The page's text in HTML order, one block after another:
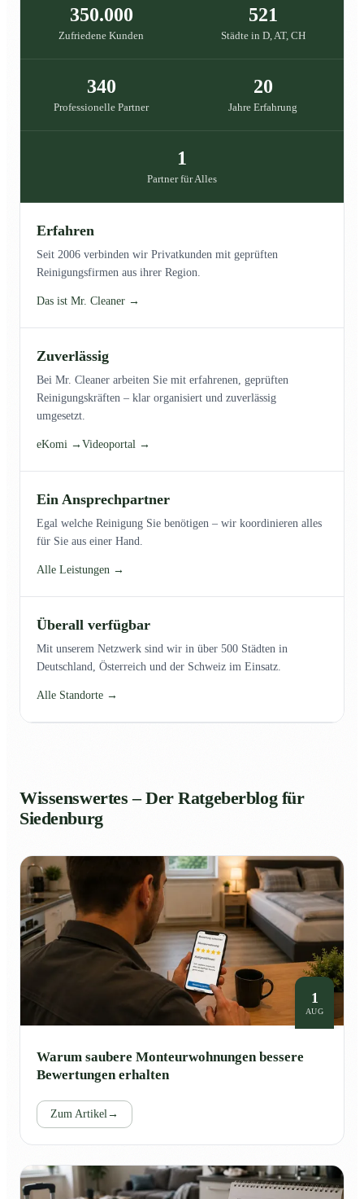
350.000
Zufriedene Kunden
521
Städte in D, AT, CH
340
Professionelle Partner
20
Jahre Erfahrung
1
Partner für Alles
Erfahren
Seit 2006 verbinden wir Privatkunden mit geprüften
Reinigungsfirmen aus ihrer Region.
Das ist Mr. Cleaner →
Zuverlässig
Bei Mr. Cleaner arbeiten Sie mit erfahrenen, geprüften
Reinigungskräften – klar organisiert und zuverlässig
umgesetzt.
eKomi → Videoportal →
Ein Ansprechpartner
Egal welche Reinigung Sie benötigen – wir koordinieren alles
für Sie aus einer Hand.
Alle Leistungen →
Überall verfügbar
Mit unserem Netzwerk sind wir in über 500 Städten in
Deutschland, Österreich und der Schweiz im Einsatz.
Alle Standorte →
Wissenswertes – Der Ratgeberblog für
Siedenburg
1
AUG
Warum saubere Monteurwohnungen bessere
Bewertungen erhalten
Zum Artikel→